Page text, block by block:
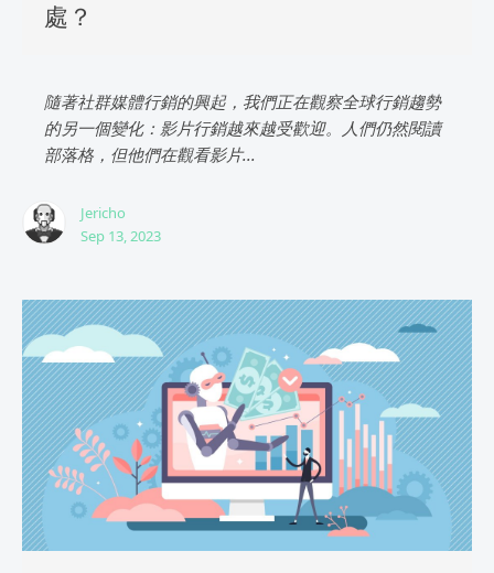
處？
隨著社群媒體行銷的興起，我們正在觀察全球行銷趨勢
的另一個變化：影片行銷越來越受歡迎。人們仍然閱讀
部落格，但他們在觀看影片...
Jericho
Sep 13, 2023